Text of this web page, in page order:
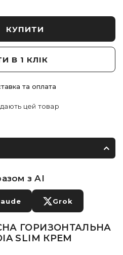
КУПИТИ
В 1 КЛІК
та оплата
цей товар
з AI
Grok
ГОРИЗОНТАЛЬНА
SLIM КРЕМ